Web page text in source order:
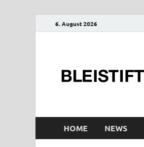
6. August 2026
HOME NEWS